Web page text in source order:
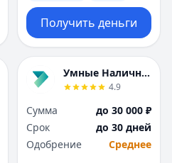
Получить деньги
Умные Наличные
4.9
Сумма
до 30 000 ₽
Срок
до 30 дней
Одобрение
Среднее